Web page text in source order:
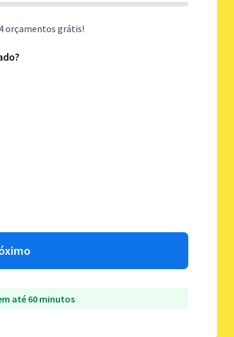
orçamentos grátis!
até 60 minutos